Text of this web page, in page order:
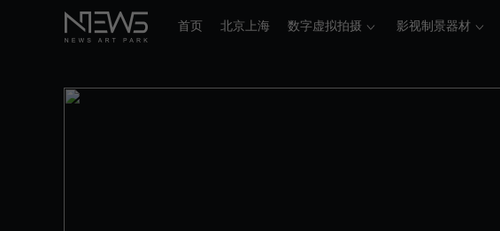
首页 北京上海 数字虚拟拍摄 影视制景器材
场地 /2号 直播间 L:12m W:7m H:5.8m